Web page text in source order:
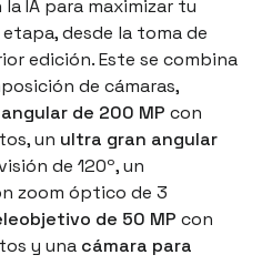
IA para maximizar tu
desde la toma de
edición. Este se combina
de cámaras,
de 200 MP con
un ultra gran angular
de 120º, un
zoom óptico de 3
de 50 MP con
y una cámara para